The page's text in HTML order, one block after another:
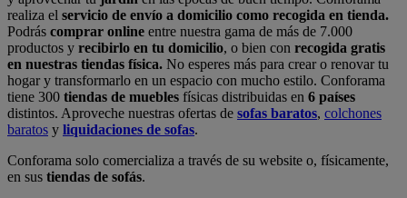
realiza el servicio de envío a domicilio como recogida en tienda.
Podrás comprar online entre nuestra gama de más de 7.000
productos y recibirlo en tu domicilio, o bien con recogida gratis
en nuestras tiendas física. No esperes más para crear o renovar tu
hogar y transformarlo en un espacio con mucho estilo. Conforama
tiene 300 tiendas de muebles físicas distribuidas en 6 países
distintos. Aproveche nuestras ofertas de sofas baratos, colchones
baratos y liquidaciones de sofas.
Conforama solo comercializa a través de su website o, físicamente,
en sus tiendas de sofás.